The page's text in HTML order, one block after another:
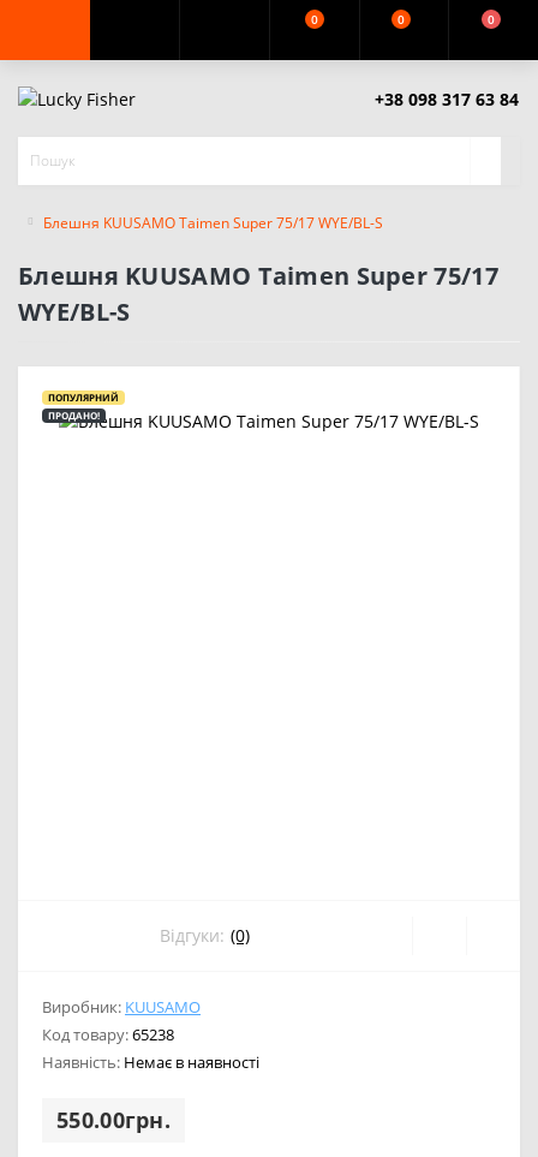
0 0 0
+38 098 317 63 84
Блешня KUUSAMO Taimen Super 75/17 WYE/BL-S
Блешня KUUSAMO Taimen Super 75/17
WYE/BL-S
ПОПУЛЯРНИЙ
ПРОДАНО!
Відгуки: (0)
Виробник: KUUSAMO
Код товару:65238
Наявність: Немає в наявності
550.00грн.